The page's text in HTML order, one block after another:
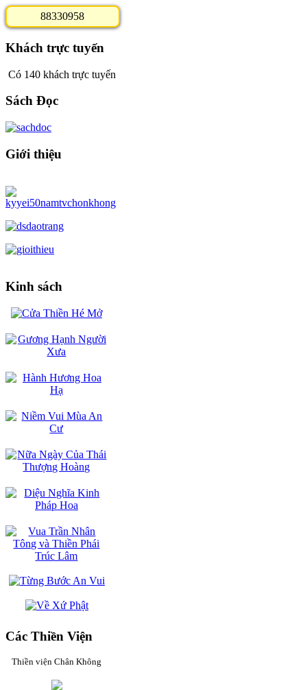
88330958
Khách trực tuyến
Có 140 khách trực tuyến
Sách Đọc
Giới thiệu
Kinh sách
Các Thiền Viện
Thiền viện Chân Không